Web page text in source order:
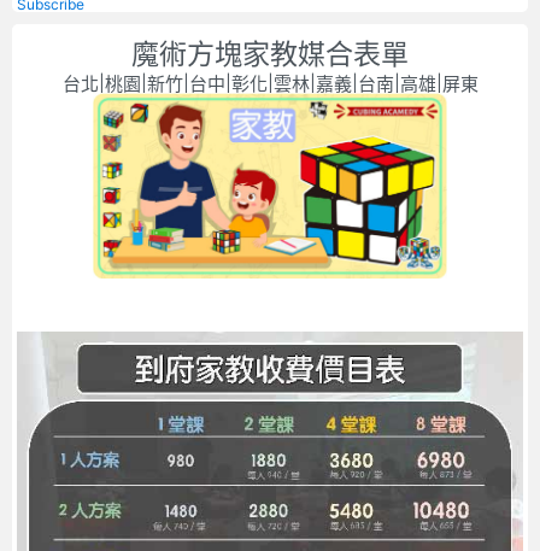
Subscribe
魔術方塊家教媒合表單
台北|桃園|新竹|台中|彰化|雲林|嘉義|台南|高雄|屏東